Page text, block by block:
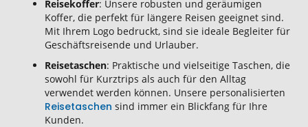
Reisekoffer: Unsere robusten und geräumigen
Koffer, die perfekt für längere Reisen geeignet sind.
Mit Ihrem Logo bedruckt, sind sie ideale Begleiter für
Geschäftsreisende und Urlauber.
Reisetaschen: Praktische und vielseitige Taschen, die
sowohl für Kurztrips als auch für den Alltag
verwendet werden können. Unsere personalisierten
Reisetaschen sind immer ein Blickfang für Ihre
Kunden.